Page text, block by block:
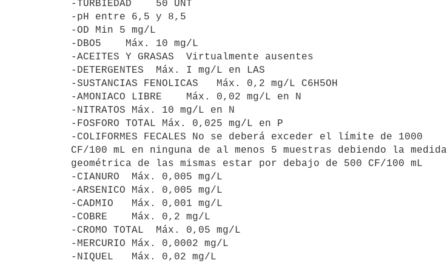
-TURBIEDAD    50 UNT
-pH entre 6,5 y 8,5
-OD Min 5 mg/L
-DBO5    Máx. 10 mg/L
-ACEITES Y GRASAS  Virtualmente ausentes
-DETERGENTES  Máx. I mg/L en LAS
-SUSTANCIAS FENOLICAS   Máx. 0,2 mg/L C6H5OH
-AMONIACO LIBRE    Máx. 0,02 mg/L en N
-NITRATOS Máx. 10 mg/L en N
-FOSFORO TOTAL Máx. 0,025 mg/L en P
-COLIFORMES FECALES No se deberá exceder el límite de 1000
CF/100 mL en ninguna de al menos 5 muestras debiendo la medida
geométrica de las mismas estar por debajo de 500 CF/100 mL
-CIANURO  Máx. 0,005 mg/L
-ARSENICO Máx. 0,005 mg/L
-CADMIO   Máx. 0,001 mg/L
-COBRE    Máx. 0,2 mg/L
-CROMO TOTAL  Máx. 0,05 mg/L
-MERCURIO Máx. 0,0002 mg/L
-NIQUEL   Máx. 0,02 mg/L